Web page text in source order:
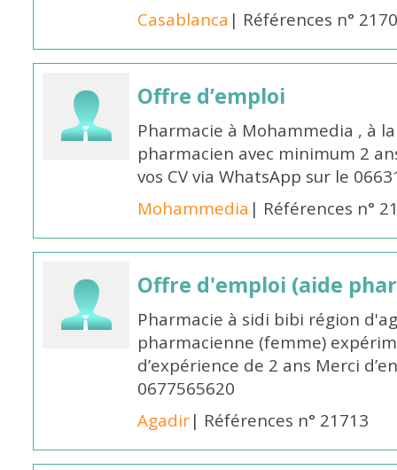
Casablanca | Références n°
Offre d’emploi
Pharmacie à Mohammedia , à
pharmacien avec minimum 2
vos CV via WhatsApp sur le
Mohammedia | Références n°
Offre d'emploi (aide
Pharmacie à sidi bibi région
pharmacienne (femme)
d’expérience de 2 ans Merci
0677565620
Agadir| Références n° 21713